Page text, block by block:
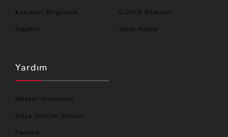
Kullanıcı Bilgilerim
Sepetim
Gizlilik Bildirimi
Yasal Haklar
Yardım
Müşteri Hizmetleri
Sıkça Sorulan Sorular
Formlar